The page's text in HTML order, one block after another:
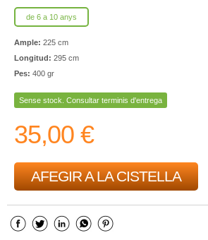
de 6 a 10 anys
Ample: 225 cm
Longitud: 295 cm
Pes: 400 gr
Sense stock. Consultar terminis d'entrega
35,00 €
AFEGIR A LA CISTELLA